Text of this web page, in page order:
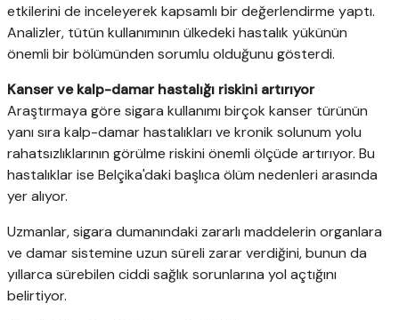
etkilerini de inceleyerek kapsamlı bir değerlendirme yaptı.
Analizler, tütün kullanımının ülkedeki hastalık yükünün
önemli bir bölümünden sorumlu olduğunu gösterdi.
Kanser ve kalp-damar hastalığı riskini artırıyor
Araştırmaya göre sigara kullanımı birçok kanser türünün
yanı sıra kalp-damar hastalıkları ve kronik solunum yolu
rahatsızlıklarının görülme riskini önemli ölçüde artırıyor. Bu
hastalıklar ise Belçika'daki başlıca ölüm nedenleri arasında
yer alıyor.
Uzmanlar, sigara dumanındaki zararlı maddelerin organlara
ve damar sistemine uzun süreli zarar verdiğini, bunun da
yıllarca sürebilen ciddi sağlık sorunlarına yol açtığını
belirtiyor.